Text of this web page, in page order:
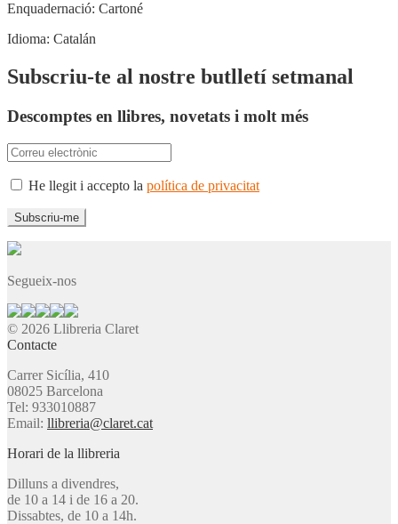
Enquadernació: Cartoné
Idioma: Catalán
Subscriu-te al nostre butlletí setmanal
Descomptes en llibres, novetats i molt més
He llegit i accepto la política de privacitat
Segueix-nos
© 2026 Llibreria Claret
Contacte
Carrer Sicília, 410
08025 Barcelona
Tel: 933010887
Email: llibreria@claret.cat
Horari de la llibreria
Dilluns a divendres,
de 10 a 14 i de 16 a 20.
Dissabtes, de 10 a 14h.